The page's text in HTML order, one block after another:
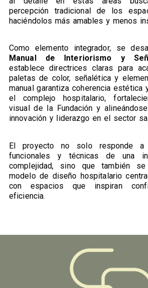
percepción tradicional de los
haciéndolos más amables y menos
Como elemento integrador, se
Manual de Interiorismo y
establece directrices claras para
paletas de color, señalética y
manual garantiza coherencia estética
el complejo hospitalario,
visual de la Fundación y
innovación y liderazgo en el sector
El proyecto no solo responde a
funcionales y técnicas de una
complejidad, sino que también
modelo de diseño hospitalario
con espacios que inspiran
eficiencia.